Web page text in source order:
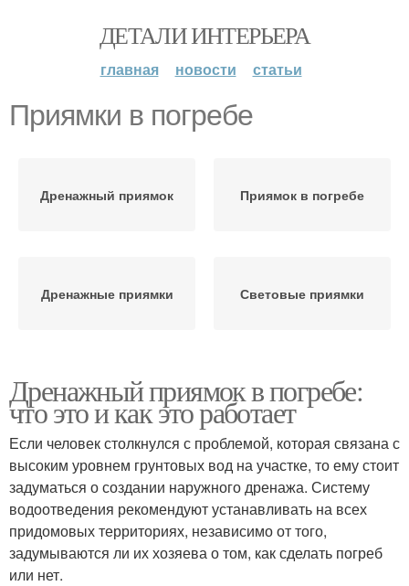
ДЕТАЛИ ИНТЕРЬЕРА
главная новости статьи
Приямки в погребе
Дренажный приямок Приямок в погребе
Дренажные приямки Световые приямки
Дренажный приямок в погребе:
что это и как это работает
Если человек столкнулся с проблемой, которая связана с
высоким уровнем грунтовых вод на участке, то ему стоит
задуматься о создании наружного дренажа. Систему
водоотведения рекомендуют устанавливать на всех
придомовых территориях, независимо от того,
задумываются ли их хозяева о том, как сделать погреб
или нет.